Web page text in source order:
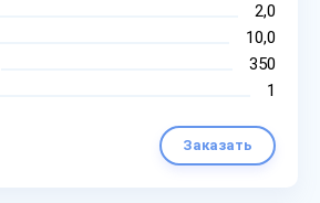
2,0
10,0
350
1
Заказать